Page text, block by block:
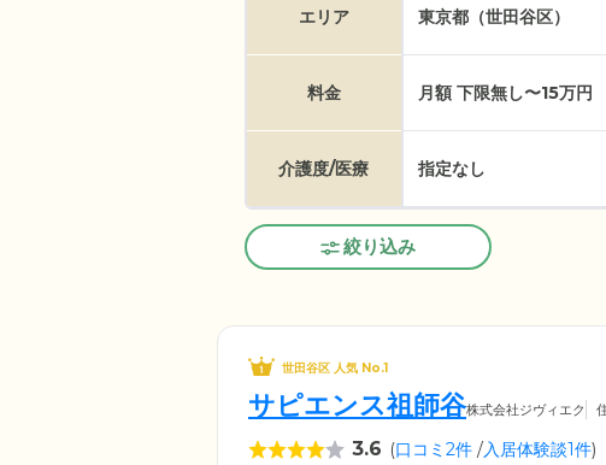
エリア 東京都（世田谷区）
料金 月額 下限無し〜15万円
介護度/医療 指定なし
絞り込み
世田谷区 人気 No.1
サピエンス祖師谷株式会社ジヴィエク
3.6 (口コミ2件 /入居体験談1件)